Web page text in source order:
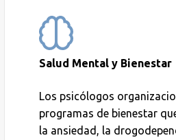
Salud Mental y Bienestar
Los psicólogos
programas de bienestar
la ansiedad, la